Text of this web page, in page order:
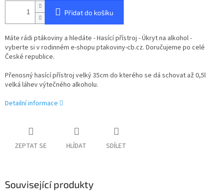
Přidat do košíku
Máte rádi ptákoviny a hledáte - Hasící přístroj - Úkryt na alkohol -
vyberte si v rodinném e-shopu ptakoviny-cb.cz. Doručujeme po celé
České republice.
Přenosný hasící přístroj velký 35cm do kterého se dá schovat až 0,5l
velká láhev výtečného alkoholu.
Detailní informace
ZEPTAT SE HLÍDAT SDÍLET
Související produkty